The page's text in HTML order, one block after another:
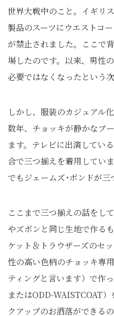
世界大戦中のこと。イギリ
製品のスーツにウエストコ
が禁止されました。ここで
場したのです。以来、男性
必要ではなくなったという次
しかし、服装のカジュアル
数年、チョッキが静かなブ
ます。テレビに出演してい
合で三つ揃えを着用してい
でもジェームズ･ボンドが三
ここまで三つ揃えの話をし
やズボンと同じ生地で作る
ケット＆トラウザーズのセ
性の高い色柄のチョッキ専
ティングと言います）で作
またはODD-WAISTCOAT
クアップのお洒落ができる